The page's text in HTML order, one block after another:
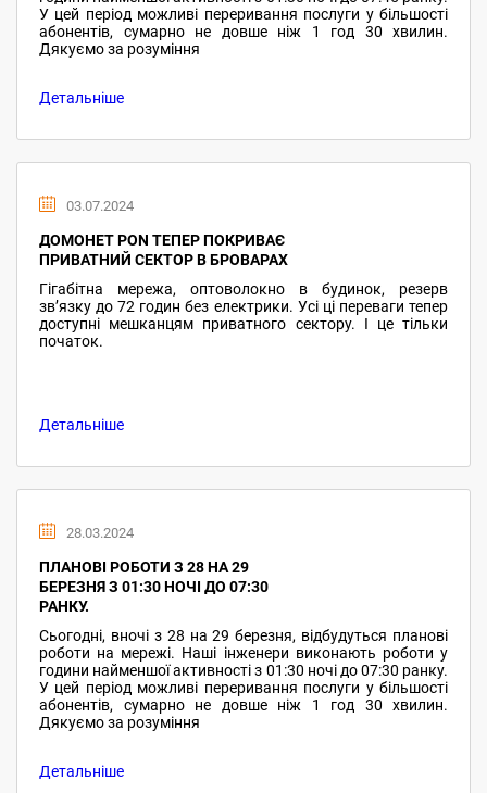
У цей період можливі переривання послуги у більшості
абонентів, сумарно не довше ніж 1 год 30 хвилин.
Дякуємо за розуміння
Детальніше
03.07.2024
ДОМОНЕТ PON ТЕПЕР ПОКРИВАЄ
ПРИВАТНИЙ СЕКТОР В БРОВАРАХ
Гігабітна мережа, оптоволокно в будинок, резерв
звʼязку до 72 годин без електрики. Усі ці переваги тепер
доступні мешканцям приватного сектору. І це тільки
початок.
Детальніше
28.03.2024
ПЛАНОВІ РОБОТИ З 28 НА 29
БЕРЕЗНЯ З 01:30 НОЧІ ДО 07:30
РАНКУ.
Сьогодні, вночі з 28 на 29 березня, відбудуться планові
роботи на мережі. Наші інженери виконають роботи у
години найменшої активності з 01:30 ночі до 07:30 ранку.
У цей період можливі переривання послуги у більшості
абонентів, сумарно не довше ніж 1 год 30 хвилин.
Дякуємо за розуміння
Детальніше